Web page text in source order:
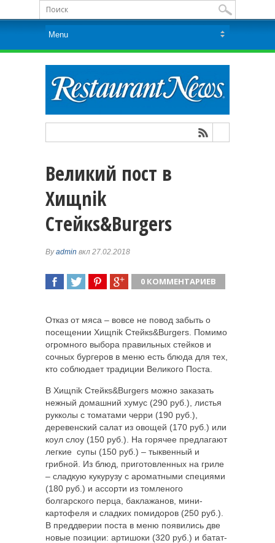
Великий пост в
Хищnik
Стейкs&Burgers
Byadmin вкл 27.02.2018
0 КОММЕНТАРИЕВ
Отказ от мяса – вовсе не повод забыть о
посещении Хищnik Стейкs&Burgers. Помимо
огромного выбора правильных стейков и
сочных бургеров в меню есть блюда для тех,
кто соблюдает традиции Великого Поста.
В Хищnik Стейкs&Burgers можно заказать
нежный домашний хумус (290 руб.), листья
рукколы с томатами черри (190 руб.),
деревенский салат из овощей (170 руб.) или
коул слоу (150 руб.). На горячее предлагают
легкие супы (150 руб.) – тыквенный и
грибной. Из блюд, приготовленных на гриле
– сладкую кукурузу с ароматными специями
(180 руб.) и ассорти из томленого
болгарского перца, баклажанов, мини-
картофеля и сладких помидоров (250 руб.).
В преддверии поста в меню появились две
новые позиции: артишоки (320 руб.) и батат-